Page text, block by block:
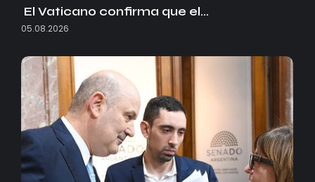
El Vaticano confirma que el…
05.08.2026